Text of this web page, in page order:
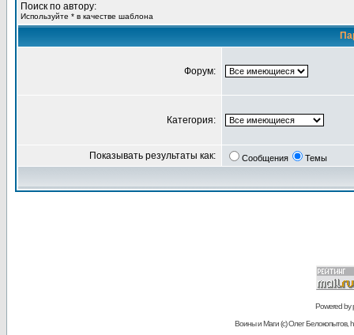
Поиск по автору:
Используйте * в качестве шаблона
Форум:
Категория:
Показывать результаты как: Сообщения Темы
Powered by
Воины и Маги (c) Олег Белокопытов,